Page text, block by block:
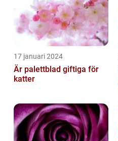
17 januari 2024
Är palettblad giftiga för
katter